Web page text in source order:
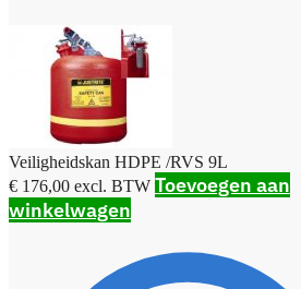
Veiligheidskan HDPE /RVS 9L
€ 176,00 excl. BTW Toevoegen aan
winkelwagen